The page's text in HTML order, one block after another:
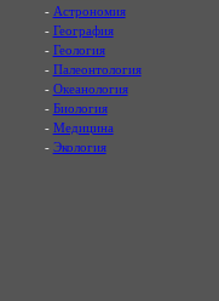
- Астрономия
- География
- Геология
- Палеонтология
- Океанология
- Биология
- Медицина
- Экология